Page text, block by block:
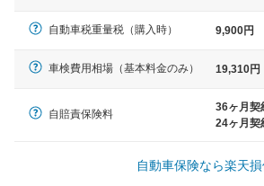
クラウン、
スター、ハ
自動車税重量税（購入時） 9,900円
車検費用相場（基本料金のみ） 19,310円
自賠責保険料
36ヶ月契
24ヶ月契
自動車保険なら楽天